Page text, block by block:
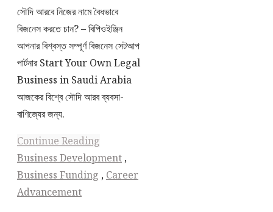
সৌদি আরবে নিজের নামে বৈধভাবে
বিজনেস করতে চান? – বিপিওইঞ্জিন
আপনার বিশ্বস্ত সম্পূর্ণ বিজনেস সেটআপ
পার্টনার Start Your Own Legal
Business in Saudi Arabia
আজকের বিশ্বে সৌদি আরব ব্যবসা-
বাণিজ্যের জন্য.
Continue Reading
Business Development ,
Business Funding , Career
Advancement